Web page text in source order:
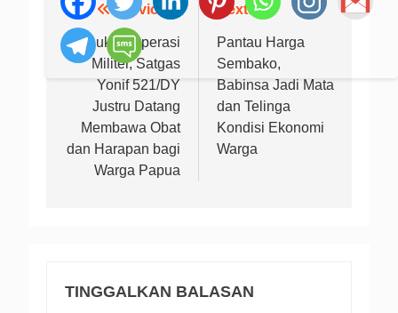
Navigasi
pos
Previous:
Bukan Operasi
Militer, Satgas
Yonif 521/DY
Justru Datang
Membawa Obat
dan Harapan bagi
Warga Papua
Next:
Pantau Harga
Sembako,
Babinsa Jadi Mata
dan Telinga
Kondisi Ekonomi
Warga
TINGGALKAN BALASAN